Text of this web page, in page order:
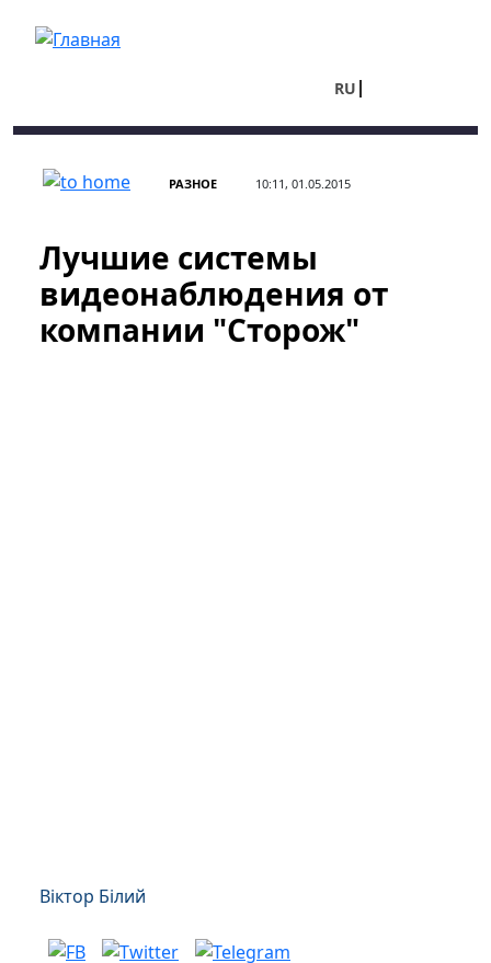
RU
РАЗНОЕ 10:11, 01.05.2015
Лучшие системы
видеонаблюдения от
компании "Сторож"
Віктор Білий